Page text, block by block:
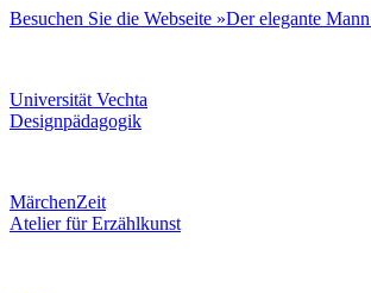
Besuchen Sie die Webseite »Der elegante
Universität Vechta
Designpädagogik
MärchenZeit
Atelier für Erzählkunst